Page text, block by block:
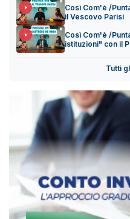
Così Com'è /
il Vescovo Parisi
Così Com'è /
istituzioni" con il
Tutti